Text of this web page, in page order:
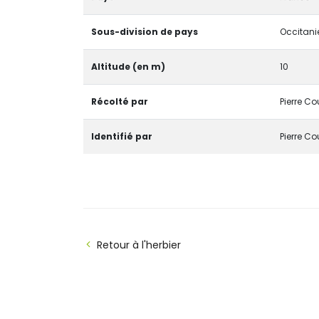
Sous-division de pays
Altitude (en m) 10
Récolté par Pierre
Identifié par Pierre
Retour à l'herbier